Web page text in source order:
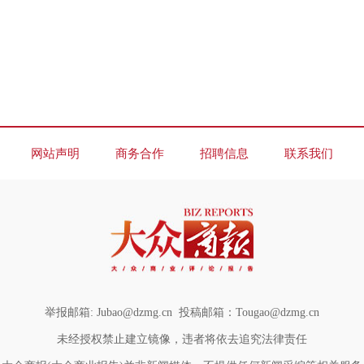
网站声明 商务合作 招聘信息 联系我们
举报邮箱: Jubao@dzmg.cn 投稿邮箱：Tougao@dzmg.cn
未经授权禁止建立镜像，违者将依去追究法律责任